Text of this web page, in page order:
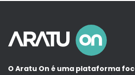
O Aratu On é uma plataforma